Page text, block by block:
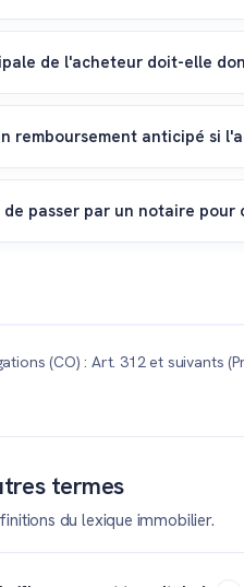
une grande liberté
vendeur se négocie souvent
de l'acheteur doit-elle
majorité des cas. La banque
simultanément l'hypothèque
remboursement anticipé si
notaire inclura une clause
de saisie par des tiers.
passer par un notaire pour
du notaire
(CO) : Art. 312 et suivants
termes
du lexique immobilier.